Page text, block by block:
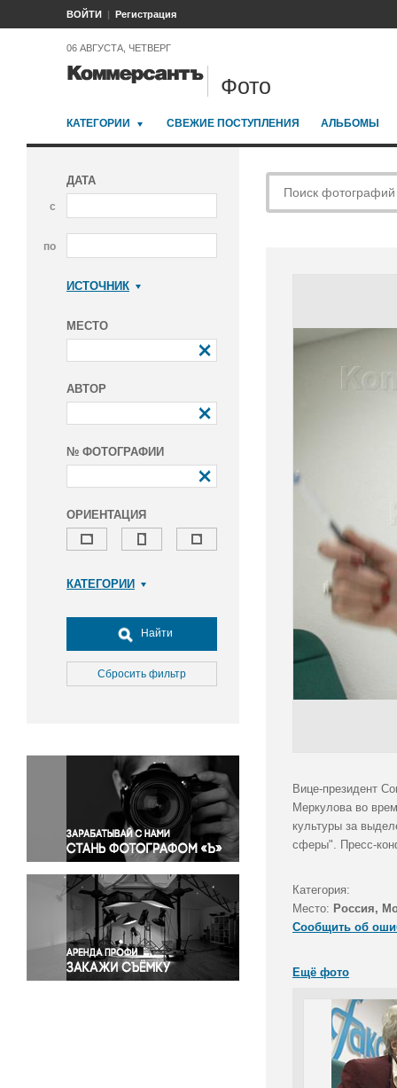
ВОЙТИ Регистрация
06 АВГУСТА, ЧЕТВЕРГ
Фото
КАТЕГОРИИ СВЕЖИЕ ПОСТУПЛЕНИЯ АЛЬБОМЫ
ДАТА
с
по
ИСТОЧНИК
МЕСТО
АВТОР
№ ФОТОГРАФИИ
ОРИЕНТАЦИЯ
КАТЕГОРИИ
Досуг, туризм и отдых
Культура
Медицина
Окружающая среда
Политика
Правосудие
Происшествия и конфликты
Религия
Светская жизнь
Спорт
Экология
Экономика и бизнес
Найти
Сбросить фильтр
Вице-президент
Меркулова во
культуры за
сферы". Пресс-
Категория:
Место: Россия,
Сообщить об
Ещё фото